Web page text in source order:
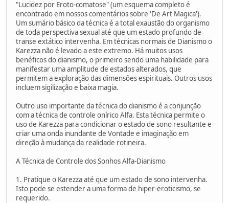
"Lucidez por Eroto-comatose" (um esquema completo é
encontrado em nossos comentários sobre 'De Art Magica').
Um sumário básico da técnica é a total exaustão do organismo
de toda perspectiva sexual até que um estado profundo de
transe extático intervenha. Em técnicas normais de Dianismo o
Karezza não é levado a este extremo. Há muitos usos
benéficos do dianismo, o primeiro sendo uma habilidade para
manifestar uma amplitude de estados alterados, que
permitem a exploração das dimensões espirituais. Outros usos
incluem sigilização e baixa magia.
Outro uso importante da técnica do dianismo é a conjunção
com a técnica de controle onírico Alfa. Esta técnica permite o
uso de Karezza para condicionar o estado de sono resultante e
criar uma onda inundante de Vontade e imaginação em
direção à mudança da realidade rotineira.
A Técnica de Controle dos Sonhos Alfa-Dianismo
1. Pratique o Karezza até que um estado de sono intervenha.
Isto pode se estender a uma forma de hiper-eroticismo, se
requerido.